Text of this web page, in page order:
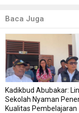
Baca Juga
Kadikbud Abubakar:
Sekolah Nyaman
Kualitas Pembelajaran